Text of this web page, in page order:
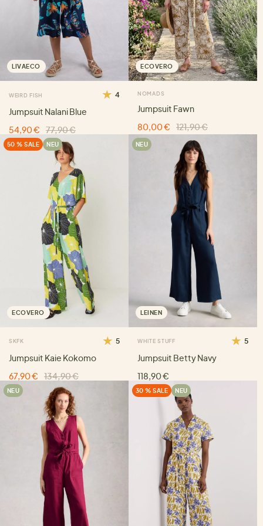
LIVAECO
WEIRD FISH 4
Jumpsuit Nalani Blue
54,90 €
77,90 €
ECOVERO
NOMADS
Jumpsuit Fawn
80,00 €
121,90 €
50 % SALE NEU
ECOVERO
SKFK 5
Jumpsuit Kaie Kokomo
67,90 €
134,90 €
NEU
LEINEN
WHITE STUFF 5
Jumpsuit Betty Navy
118,90 €
NEU 30 % SALE NEU